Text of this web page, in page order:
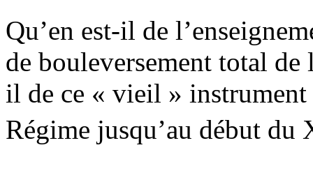
Qu’en est-il de
de bouleversement total de
il de ce « vieil »
Régime jusqu’au début du